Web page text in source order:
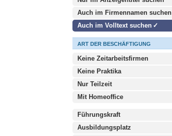
Auch im Firmennamen suchen
Auch im Volltext suchen
ART DER BESCHÄFTIGUNG
Keine Zeitarbeitsfirmen
Keine Praktika
Nur Teilzeit
Mit Homeoffice
Führungskraft
Ausbildungsplatz